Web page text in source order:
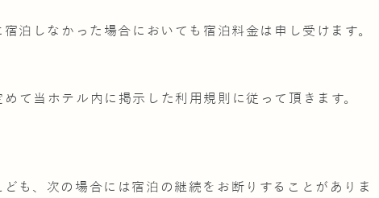
泊しなかった場合においても宿泊料金は申し受けます。
て当ホテル内に掲示した利用規則に従って頂きます。
も、次の場合には宿泊の継続をお断りすることがありま